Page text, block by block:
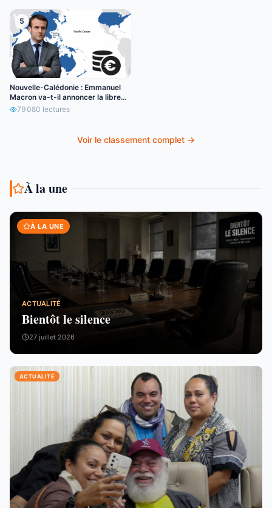
5
Nouvelle-Calédonie : Emmanuel
Macron va-t-il annoncer la libre
circulation de l’euro ?
79 080 lectures
Voir le classement complet →
À la une
À LA UNE
ACTUALITÉ
Bientôt le silence
27 juillet 2026
ACTUALITÉ